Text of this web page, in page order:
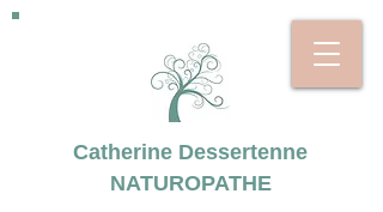
Catherine Dessertenne
NATUROPATHE